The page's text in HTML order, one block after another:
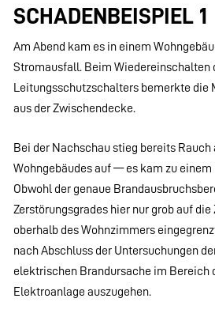
SCHADENBEISPIEL 1
Am Abend kam es in einem
Stromausfall. Beim Wiedereinschalten
Leitungsschutzschalters bemerkte die
aus der Zwischendecke.
Bei der Nachschau stieg bereits Rauch
Wohngebäudes auf — es kam zu
Obwohl der genaue
Zerstörungsgrades hier nur grob auf
oberhalb des Wohnzimmers
nach Abschluss der Untersuchungen
elektrischen Brandursache im Bereich
Elektroanlage auszugehen.